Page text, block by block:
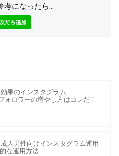
考になったら...
効果のインスタグラム
ォロワーの増やし方はコレだ！
成人男性向けインスタグラム運用
な運用方法